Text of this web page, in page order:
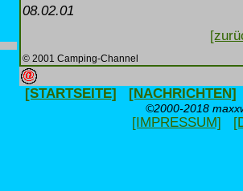
08.02.01
© 2001 Camping-Channel
[STARTSEITE] [NACHRICHTEN]
©2000-2018
[IMPRESSUM]